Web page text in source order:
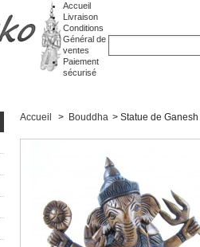
Accueil
Livraison
Conditions
Général de
ventes
Paiement
sécurisé
Accueil > Bouddha > Statue de Ganesh